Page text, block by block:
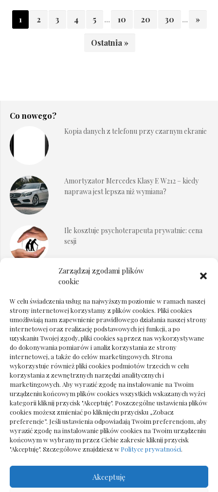
Zarządzaj zgodami plików
cookie
W celu świadczenia usług na najwyższym poziomie w ramach naszej
strony internetowej korzystamy z plików cookies. Pliki cookies
umożliwiają nam zapewnienie prawidłowego działania naszej strony
internetowej oraz realizację podstawowych jej funkcji, a po
uzyskaniu Twojej zgody, pliki cookies są przez nas wykorzystywane
do dokonywania pomiarów i analiz korzystania ze strony
internetowej, a także do celów marketingowych. Strona
wykorzystuje również pliki cookies podmiotów trzecich w celu
korzystania z zewnętrznych narzędzi analitycznych i
marketingowych. Aby wyrazić zgodę na instalowanie na Twoim
urządzeniu końcowym plików cookies wszystkich wskazanych wyżej
kategorii kliknij przycisk "Akceptuję". Poszczególne ustawienia plików
cookies możesz zmieniać po kliknięciu przycisku „Zobacz
preferencje”. Jeśli ustawienia odpowiadają Twoim preferencjom, aby
wyrazić zgodę na instalowanie plików cookies na Twoim urządzeniu
końcowym w wybranym przez Ciebie zakresie kliknij przycisk
"Akceptuję". Szczegółowe znajdziesz w Polityce prywatności.
Akceptuję
1 2 3 4 5 ... 10 20 30 ... »
Ostatnia »
Co nowego?
Kopia danych z telefonu przy czarnym ekranie
Amortyzator Mercedes Klasy E W212 – kiedy
naprawa jest lepsza niż wymiana?
Ile kosztuje psychoterapeuta prywatnie: cena
sesji
Dokumenty do odbioru przy zmianie biura
Deska podłogowa do salonu: jak wybrać bez
pośpiechu